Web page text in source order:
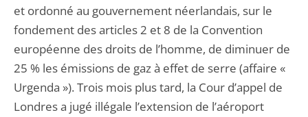
et ordonné au gouvernement néerlandais, sur le
fondement des articles 2 et 8 de la Convention
européenne des droits de l’homme, de diminuer de
25 % les émissions de gaz à effet de serre (affaire «
Urgenda »). Trois mois plus tard, la Cour d’appel de
Londres a jugé illégale l’extension de l’aéroport